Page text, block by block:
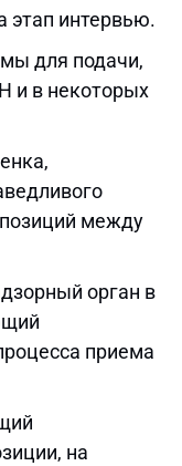
этап интервью.
для подачи,
и в некоторых
между
орган в
приема
на